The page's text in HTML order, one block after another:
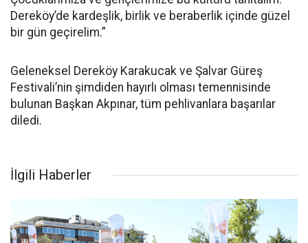
Dereköy’de kardeşlik, birlik ve beraberlik içinde güzel
bir gün geçirelim.”
Geleneksel Dereköy Karakucak ve Şalvar Güreş
Festivali’nin şimdiden hayırlı olması temennisinde
bulunan Başkan Akpınar, tüm pehlivanlara başarılar
diledi.
İlgili Haberler